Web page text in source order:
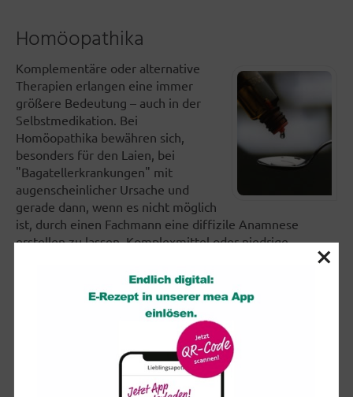
Homöopathika
Komplementäre oder alternative
Therapien erlangen eine immer
größere Bedeutung – auch in der
Selbstmedikation. Bei
Homöopathika bewähren sich,
besonders für den Laien, bei
"Bagatellerkrankungen" mit
augenscheinlicher Ursache und
gerade dann, wenn es nicht möglich
ist, durch einen Fachmann eine diffizile Anamnese
erstellen zu lassen, Komplexmittel oder niedrige
Die Häufigkeit der Gaben richtet sich prinzipiell nach der
Dauer der Wirkung und der Heftigkeit der Beschwerden
(bei akuten Erkrankungen bis viertelstündlich). Höhere
Potenzen werden eher zur Behandlung von chronischen
Beschwerden gewählt und sollten nicht zu häufig
verabreicht werden. Für den Bereich Selbstmedikation
eignen sich tiefe Potenzen bis D30.
×